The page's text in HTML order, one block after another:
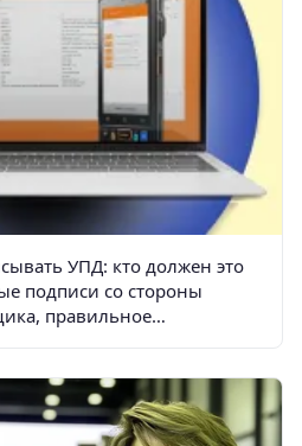
УПД: кто должен это
подписи со стороны
правильное